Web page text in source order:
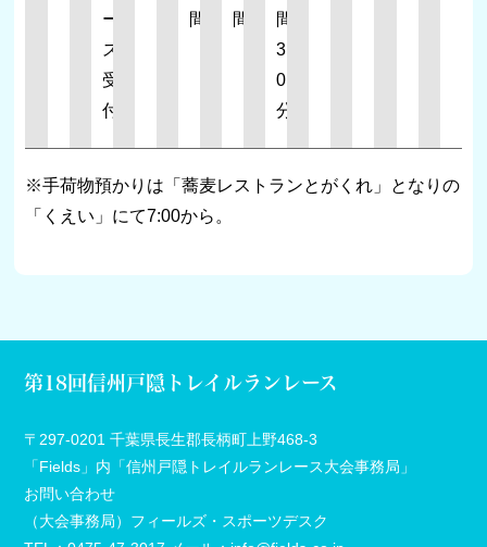
ー
ス
受
付
間）
間）
間
3
0
分）
※手荷物預かりは「蕎麦レストランとがくれ」となりの
「くえい」にて7:00から。
第18回信州戸隠トレイルランレース
〒297-0201 千葉県長生郡長柄町上野468-3
「Fields」内「信州戸隠トレイルランレース大会事務局」
お問い合わせ
（大会事務局）フィールズ・スポーツデスク